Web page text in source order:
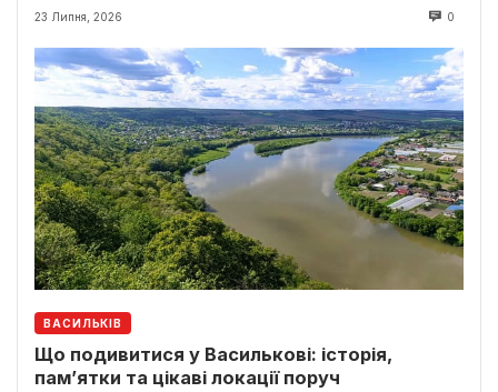
23 Липня, 2026 0
ВАСИЛЬКІВ
Що подивитися у Василькові: історія,
пам’ятки та цікаві локації поруч